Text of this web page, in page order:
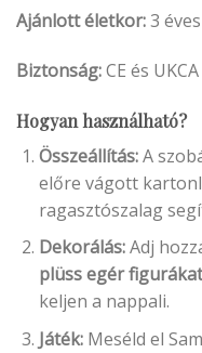
Ajánlott életkor:3
Biztonság:CE és
Hogyan használható?
Összeállítás:A
előre vágott
ragasztószalag
Dekorálás:Adj
plüss egér figurákat
keljen a nappali.
Játék: Meséld el